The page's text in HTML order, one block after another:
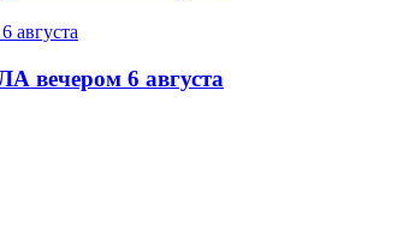
вечером 6 августа